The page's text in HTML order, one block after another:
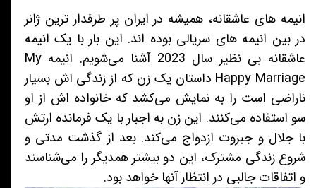
انیمه های عاشقانه، همیشه در ایران پر طرفدار ترین ژانر
در بین انیمه های سریالی بوده اند. این بار با یک انیمه
عاشقانه بی نظیر سال 2023 آشنا می‌شویم. انیمه My
Happy Marriage داستان یک زن که از زندگی اش بسیار
ناراضی است را به نمایش می‌کشد که خانواده اش از او
سو استفاده می‌کنند. این زن به اجبار با یک فرمانده ارتش
با جلال و جبروت ازدواج می‌کند. بعد از گذشت مدتی و
شروع زندگی مشترک، این دو بیشتر همدیگر را می‌شناسند
و اتفاقات جالبی در انتظار آنها خواهد بود.